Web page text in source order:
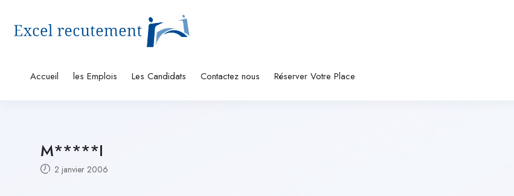
Accueil les Emplois Les Candidats Contactez nous Réserver Votre Place
M*****I
2 janvier 2006